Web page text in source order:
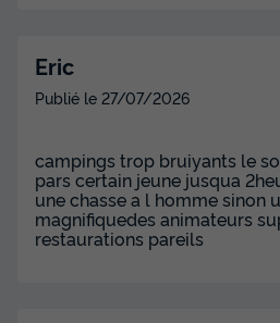
du30/08/2026 au06/09/
Meilleur prix pour 7 nuits
Modifier les dates
Eric
Publié le 27/07/2026
campings trop bruiyants le
pars certain jeune jusqua
une chasse a l homme sinon
magnifiquedes animateurs
restaurations pareils